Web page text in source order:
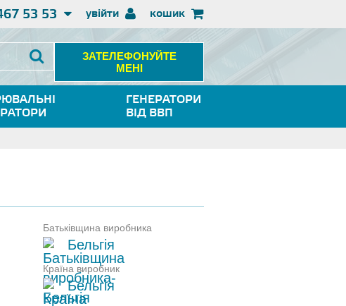
увійти
53 53 кошик
ЗАТЕЛЕФОНУЙТЕ
МЕНІ
ГЕНЕРАТОРИ
ВІД ВВП
Батьківщина виробника
Бельгія
Країна виробник
Бельгія